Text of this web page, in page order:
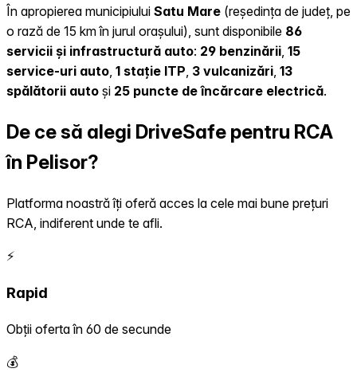
În apropierea municipiului Satu Mare (reședința de județ, pe
o rază de 15 km în jurul orașului), sunt disponibile 86
servicii și infrastructură auto: 29 benzinării, 15
service-uri auto, 1 stație ITP, 3 vulcanizări, 13
spălătorii auto și 25 puncte de încărcare electrică.
De ce să alegi DriveSafe pentru RCA
în Pelisor?
Platforma noastră îți oferă acces la cele mai bune prețuri
RCA, indiferent unde te afli.
⚡
Rapid
Obții oferta în 60 de secunde
💰